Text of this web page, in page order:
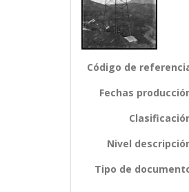
Código de
Fechas
Nivel
Tipo de